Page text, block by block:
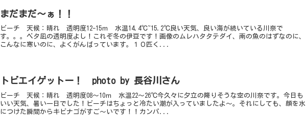
まだまだ～ぁ！！
ビーチ 天候：晴れ 透明度12-15ｍ 水温14.4℃~15.2℃良い天気、良い海が続いている川奈で
す。。。ベタ凪の透明度よし！これぞ冬の伊豆です！画像のムレハタタテダイ、南の魚のはずなのに、
こんなに寒いのに、よくがんばっています。１０匹く...
トビエイゲットー！ photo by 長谷川さん
ビーチ 天候：晴れ 透明度08～10ｍ 水温22～26℃今久々に夕立の降りそうな空の川奈です。今日も
いい天気、暑い一日でした！ビーチはちょっと冷たい潮が入っていましたよ～。それにしても、顔を水
につけた瞬間からキビナゴがすご～いです！！カンパ...